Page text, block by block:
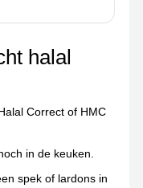
halal
Correct of HMC
in de keuken.
spek of lardons in